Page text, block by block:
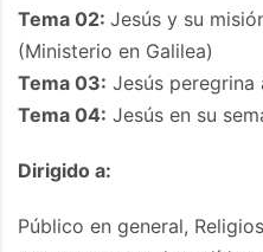
Tema 02: Jesús y su
(Ministerio en Galilea)
Tema 03: Jesús peregrina
Tema 04: Jesús en su
Dirigido a:
Público en general,